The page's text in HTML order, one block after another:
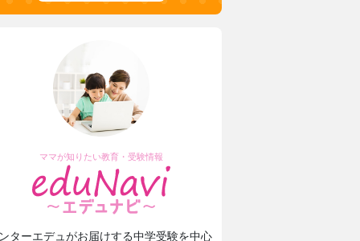
ママが知りたい教育・受験情報
ターエデュがお届けする中学受験を中心